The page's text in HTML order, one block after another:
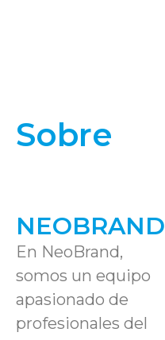
Sobre
NEOBRAND
En NeoBrand,
somos un equipo
apasionado de
profesionales del